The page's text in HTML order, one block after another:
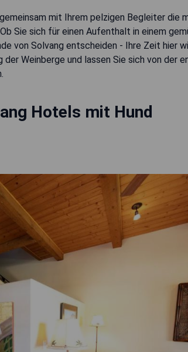
mit Ihrem pelzigen Begleiter die
Sie sich für einen Aufenthalt in einem
von Solvang entscheiden - Ihre Zeit hier
Weinberge und lassen Sie sich von der
Hotels mit Hund